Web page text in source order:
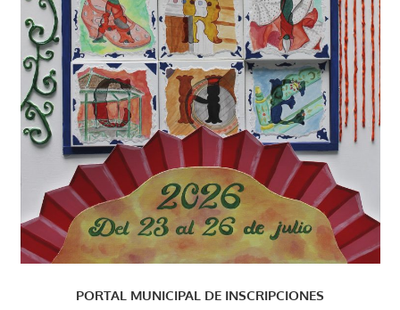
PORTAL MUNICIPAL DE INSCRIPCIONES